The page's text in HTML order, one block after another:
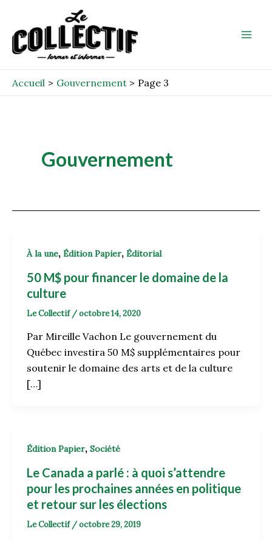
contenu
Accueil Gouvernement Page 3
Gouvernement
À la une, Édition Papier, Éditorial
50 M$ pour financer le domaine de la
culture
Le Collectif /octobre 14, 2020
Par Mireille Vachon Le gouvernement du
Québec investira 50 M$ supplémentaires pour
soutenir le domaine des arts et de la culture
[…]
Édition Papier, Société
Le Canada a parlé : à quoi s’attendre
pour les prochaines années en politique
et retour sur les élections
Le Collectif /octobre 29, 2019
pagination